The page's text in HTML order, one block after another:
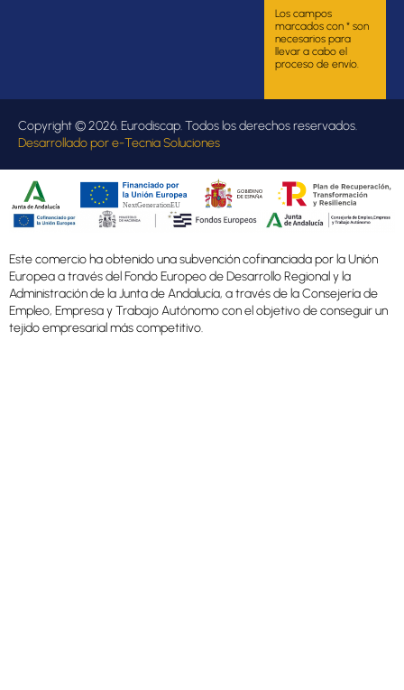
Los campos
marcados con * son
necesarios para
llevar a cabo el
proceso de envío.
Copyright © 2026. Eurodiscap. Todos los derechos reservados.
Desarrollado pore-Tecnia Soluciones
Este comercio ha obtenido una subvención cofinanciada por la Unión
Europea a través del Fondo Europeo de Desarrollo Regional y la
Administración de la Junta de Andalucía, a través de la Consejería de
Empleo, Empresa y Trabajo Autónomo con el objetivo de conseguir un
tejido empresarial más competitivo.